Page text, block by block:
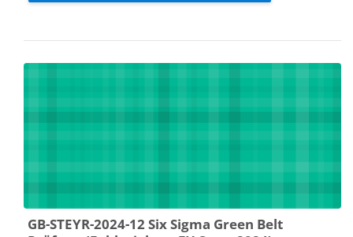
GB-STEYR-2024-12 Six Sigma Green Belt